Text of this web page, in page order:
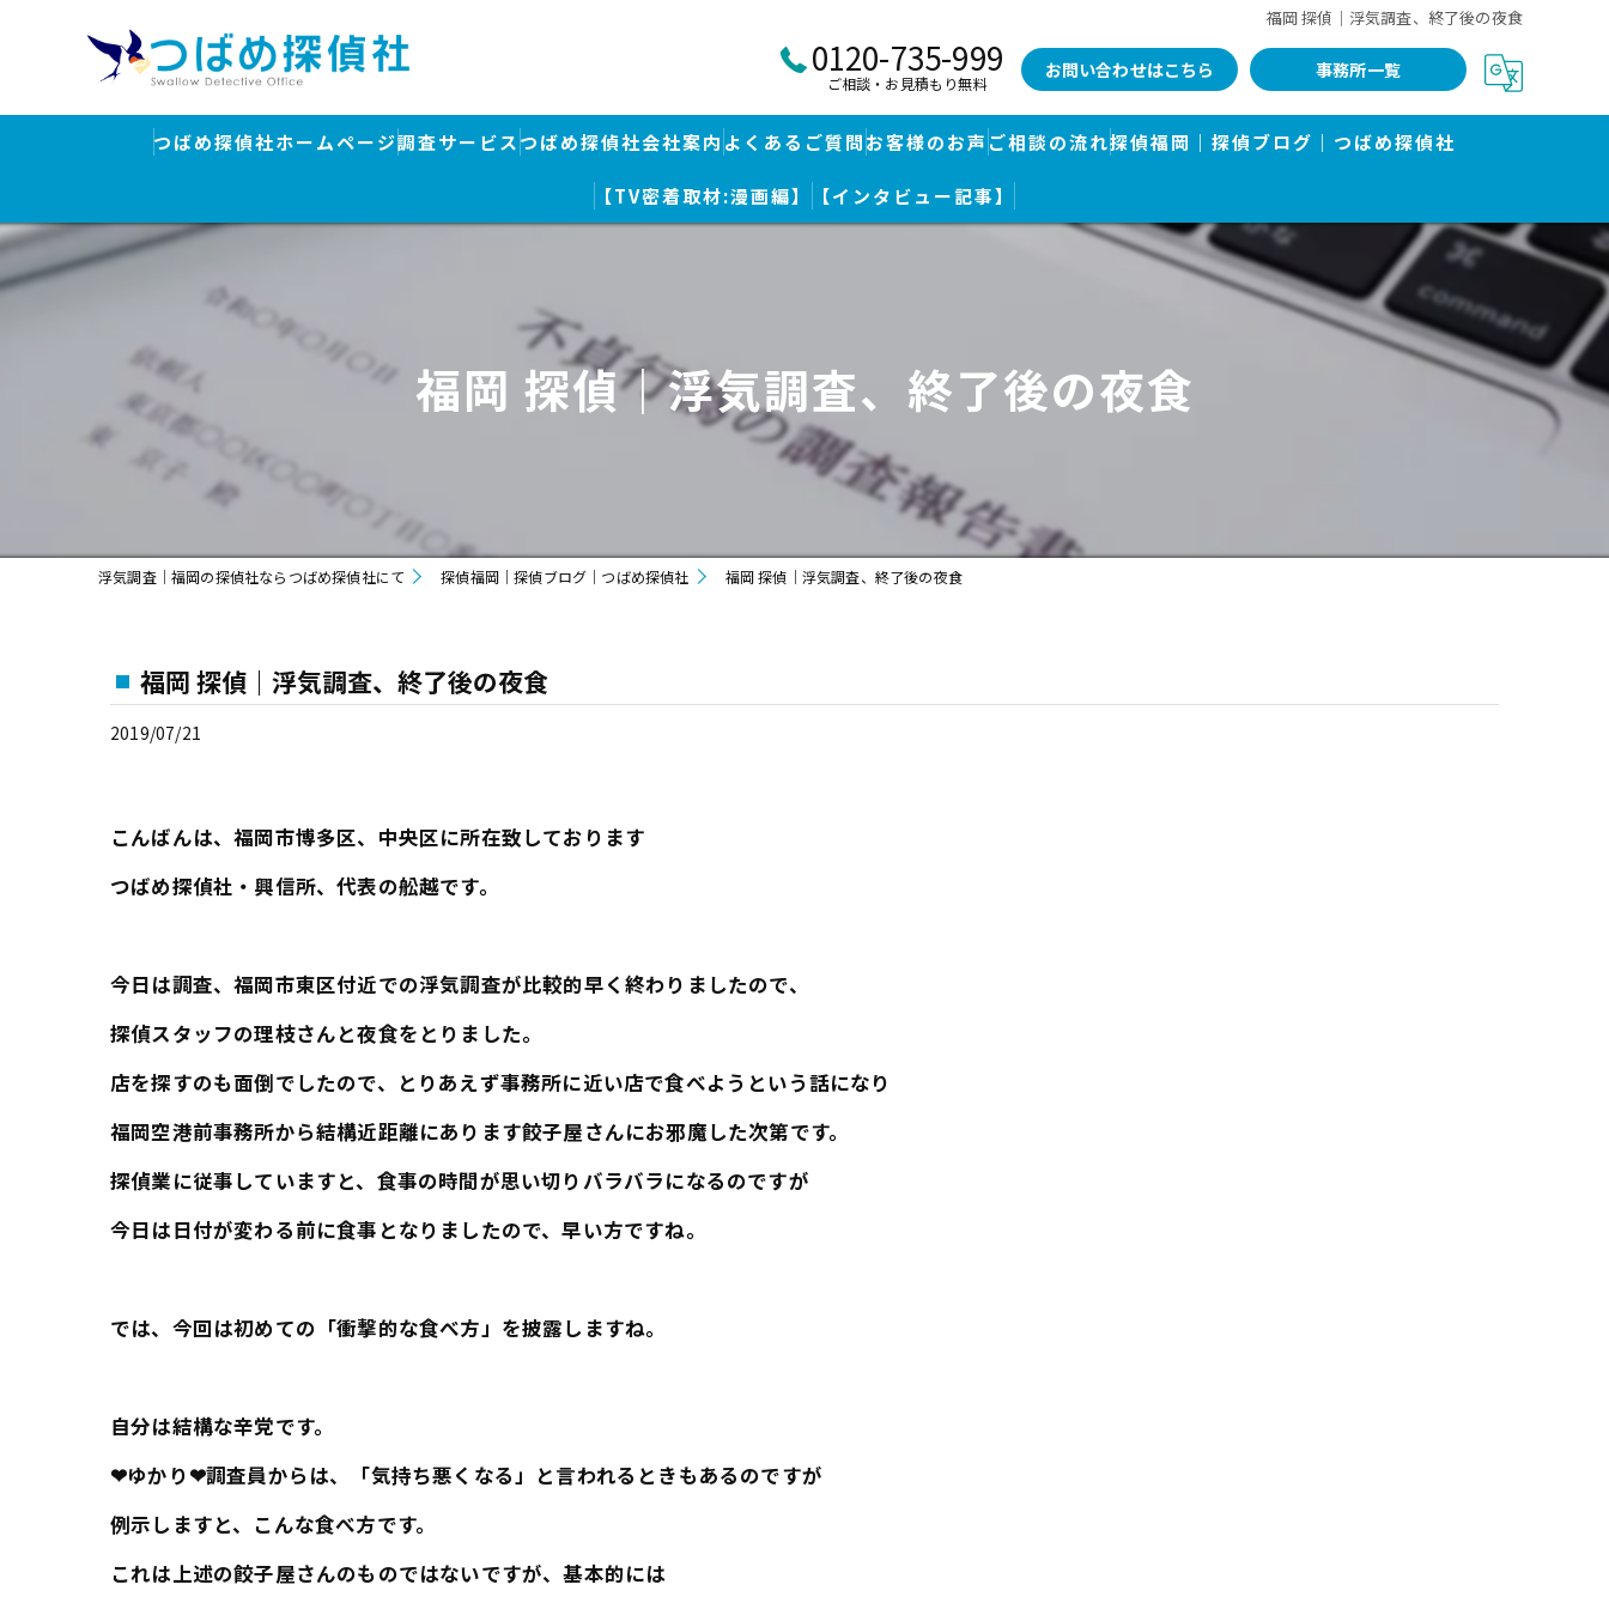
福岡 探偵｜浮気調査、終了後の夜食
0120-735-999
ご相談・お見積もり無料
お問い合わせはこちら 事務所一覧
つばめ探偵社ホームページ調査サービス
浮気調査
行方調査・人探し
ストーカー対策
つばめ探偵社会社案内
つばめ探偵社｜福岡市博多区福岡空港前本部
つばめ探偵社 赤坂大手門事務所
久留米つばめ探偵社｜西鉄久留米駅より徒歩圏内｜分厚い証拠満載報告書で有名
よくあるご質問お客様のお声 ご相談の流れ探偵福岡｜探偵ブログ｜つばめ探偵社
【TV密着取材:漫画編】 【インタビュー記事】
福岡 探偵｜浮気調査、終了後の夜食
浮気調査｜福岡の探偵社ならつばめ探偵社にて 探偵福岡｜探偵ブログ｜つばめ探偵社 福岡 探偵｜浮気調査、終了後の夜食
福岡 探偵｜浮気調査、終了後の夜食
2019/07/21
こんばんは、福岡市博多区、中央区に所在致しております
つばめ探偵社・興信所、代表の舩越です。
今日は調査、福岡市東区付近での浮気調査が比較的早く終わりましたので、
探偵スタッフの理枝さんと夜食をとりました。
店を探すのも面倒でしたので、とりあえず事務所に近い店で食べようという話になり
福岡空港前事務所から結構近距離にあります餃子屋さんにお邪魔した次第です。
探偵業に従事していますと、食事の時間が思い切りバラバラになるのですが
今日は日付が変わる前に食事となりましたので、早い方ですね。
では、今回は初めての「衝撃的な食べ方」を披露しますね。
自分は結構な辛党です。
❤ゆかり❤調査員からは、「気持ち悪くなる」と言われるときもあるのですが
例示しますと、こんな食べ方です。
これは上述の餃子屋さんのものではないですが、基本的には